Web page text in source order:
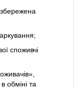
споживчі
обміні та